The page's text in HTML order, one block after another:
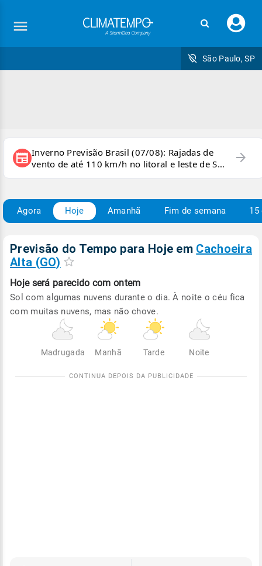
seu
São Paulo, SP
newspaper Inverno Previsão Brasil (07/08): Rajadas de
vento de até 110 km/h no litoral e leste de SP
e sul do RJ
arrow_forward
Agora Hoje Amanhã Fim de semana 15
Previsão do Tempo para Hoje em Cachoeira
Alta (GO)
Hoje será parecido com ontem
Sol com algumas nuvens durante o dia. À noite o céu fica
com muitas nuvens, mas não chove.
Madrugada Manhã Tarde Noite